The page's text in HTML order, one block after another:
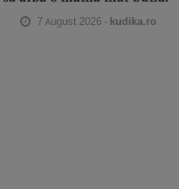
7 August 2026 - kudika.ro